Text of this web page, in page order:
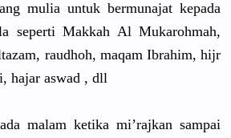
mulia untuk bermunajat kepada
seperti Makkah Al Mukarohmah,
raudhoh, maqam Ibrahim, hijr
hajar aswad , dll
malam ketika mi’rajkan sampai